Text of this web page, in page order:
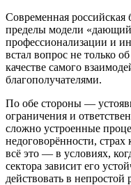
Современная российская
пределы модели
профессионализации и
встал вопрос не только
качестве самого
благополучателями.
По обе стороны —
ограничения и
сложно устроенные
недоговорённости,
всё это — в условиях,
сектора зависит его
действовать в непростой